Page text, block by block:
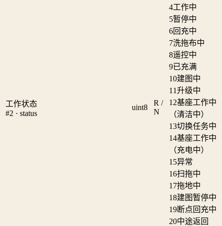
工作状态
#2 · status
uint8
R /
N
4工作中
5暂停中
6回充中
7洗拖布中
8遥控中
9已充满
10建图中
11升级中
12基座工作中
（清洁中）
13切换任务中
14基座工作中
（充电中）
15异常
16扫拖中
17拖地中
18建图暂停中
19断点回充中
20中途返回